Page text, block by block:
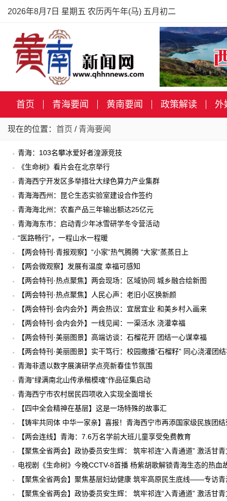
2026年8月7日 星期五 农历丙午年(马) 五月初二
首页 青海要闻 黄南要闻 政策解读 外
现在的位置： 首页 / 青海要闻
青海：103名攀冰爱好者湟源竞技
《生命树》看片会在北京举行
青海西宁开发区多举措壮大绿色算力产业集群
青海海西州：昆仑生态实验室建设合作签约
青海海北州：农畜产品三年输出额达25亿元
青海海东市：启动青少年冰雪研学冬令营活动
“医路畅行”，一程山水一程暖
【两会特刊·青报观察】“小家”热气腾腾 “大家”蒸蒸日上
【两会微观察】发展有温度 幸福可感知
【两会特刊·热点聚焦】两会现场：区域协同 城乡融合绘新图
【两会特刊·热点聚焦】人民心声：老旧小区换新颜
【两会特刊·会内会外】两会热议：宜居宜业 和美乡村入画来
【两会特刊·会内会外】一线见闻：一渠活水 浇灌幸福
【两会特刊·美丽图景】高端访谈：石榴花开 团结一心谋幸福
【两会特刊·美丽图景】实干笃行：校园撒播“石榴籽” 同心浇灌团
青海非遗以数字展演研学点亮新春佳节氛围
青海“绿满南北山传承楷模魂”作品征集启动
青海西宁市农村居民四项收入实现全面增长
【四中全会精神在基层】这是一场特殊的故事汇
【铸牢共同体 中华一家亲】喜报！青海西宁市再添国家级民族团
【两会连线】青海：7.6万名学前大班儿童享受免费教育
【聚焦全省两会】政协委员安生辉： 筑牢祁连“入青通道” 激活甘
电视剧《生命树》今晚CCTV-8首播 杨紫胡歌解锁青海生态的热血
【聚焦全省两会】聚焦基层妇幼健康 筑牢高原民生底线——专访
【聚焦全省两会】政协委员安生辉： 筑牢祁连“入青通道” 激活甘